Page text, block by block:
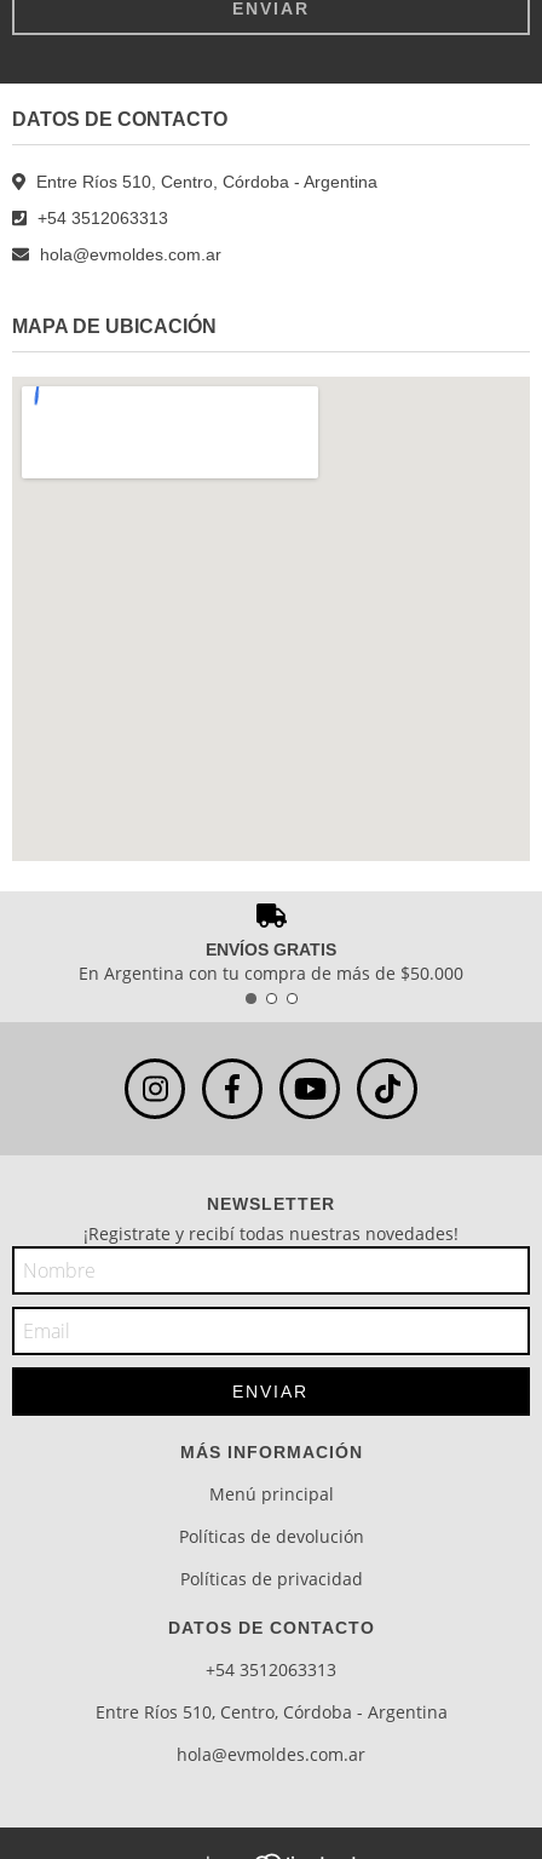
DATOS DE CONTACTO
Entre Ríos 510, Centro, Córdoba - Argentina
+54 3512063313
hola@evmoldes.com.ar
MAPA DE UBICACIÓN
ENVÍOS GRATIS
En Argentina con tu compra de más de $50.000
NEWSLETTER
¡Registrate y recibí todas nuestras novedades!
MÁS INFORMACIÓN
Menú principal
Políticas de devolución
Políticas de privacidad
DATOS DE CONTACTO
+54 3512063313
Entre Ríos 510, Centro, Córdoba - Argentina
hola@evmoldes.com.ar